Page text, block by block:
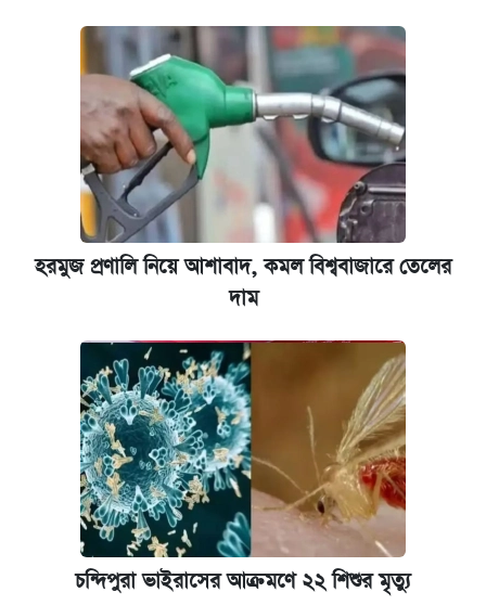
হরমুজ প্রণালি নিয়ে আশাবাদ, কমল বিশ্ববাজারে তেলের
দাম
চন্দিপুরা ভাইরাসের আক্রমণে ২২ শিশুর মৃত্যু